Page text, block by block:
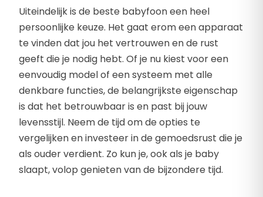
Uiteindelijk is de beste babyfoon een heel
persoonlijke keuze. Het gaat erom een apparaat
te vinden dat jou het vertrouwen en de rust
geeft die je nodig hebt. Of je nu kiest voor een
eenvoudig model of een systeem met alle
denkbare functies, de belangrijkste eigenschap
is dat het betrouwbaar is en past bij jouw
levensstijl. Neem de tijd om de opties te
vergelijken en investeer in de gemoedsrust die je
als ouder verdient. Zo kun je, ook als je baby
slaapt, volop genieten van de bijzondere tijd.